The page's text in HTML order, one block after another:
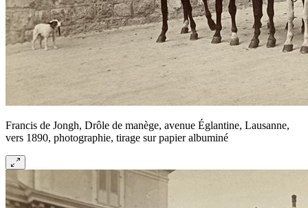
Francis de Jongh, Drôle de manège, avenue Églantine, Lausanne,
vers 1890, photographie, tirage sur papier albuminé